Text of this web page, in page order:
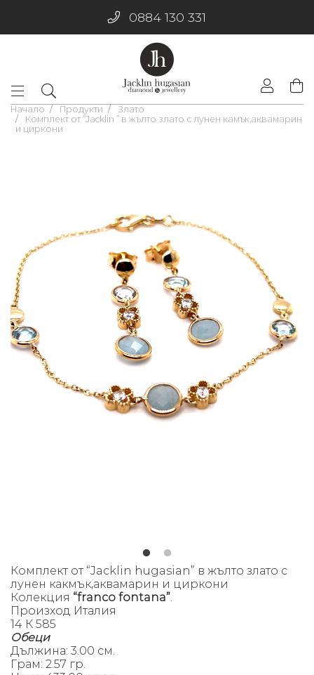
0884 130 331
Начало Продукти
Злато
Комплект от “Jacklin ” в жълто злато с лунен камък,аквамарин
и циркони
Комплект от “Jacklin hugasian” в жълто злато с
лунен какмък,аквамарин и циркони
Колекция “franco fontana”
Произход Италия
14 К 585
Обеци
Дължина: 3.00 см.
Грам: 2.57 гр.